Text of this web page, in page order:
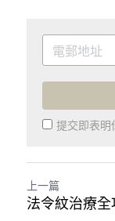
提交即表明
上一篇
法令紋治療